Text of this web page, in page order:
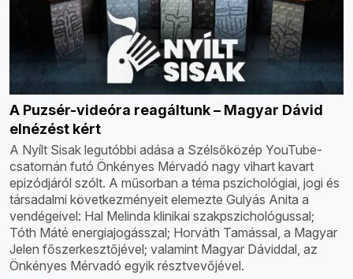
A Puzsér-videóra reagáltunk – Magyar Dávid
elnézést kért
A Nyílt Sisak legutóbbi adása a Szélsőközép YouTube-
csatornán futó Önkényes Mérvadó nagy vihart kavart
epizódjáról szólt. A műsorban a téma pszichológiai, jogi és
társadalmi következményeit elemezte Gulyás Anita a
vendégeivel: Hal Melinda klinikai szakpszichológussal;
Tóth Máté energiajogásszal; Horváth Tamással, a Magyar
Jelen főszerkesztőjével; valamint Magyar Dáviddal, az
Önkényes Mérvadó egyik résztvevőjével.